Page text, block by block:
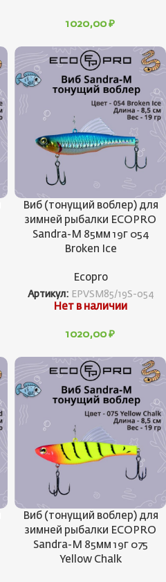
1020,00 ₽
Виб (тонущий воблер) для
зимней рыбалки ECOPRO
Sandra-M 85мм 19г 054
Broken Ice
Ecopro
Артикул: EPVSM85/19S-054
Нет в наличии
1020,00 ₽
Виб (тонущий воблер) для
зимней рыбалки ECOPRO
Sandra-M 85мм 19г 075
Yellow Chalk